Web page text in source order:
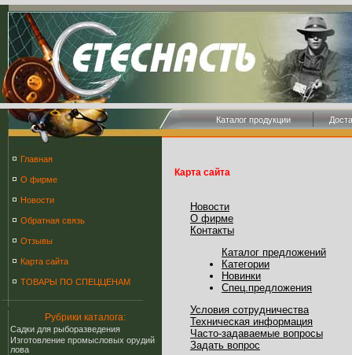
Каталог продукции
Главная
О фирме
Новости
Обратная связь
Отзывы
Карта сайта
ТОВАРЫ ПО СПЕЦЦЕНАМ
Рубрики каталога:
Cадки для рыборазведения
Изготовление промысловых орудий
лова
Карта сайта
Новости
О фирме
Контакты
Каталог предложений
Категории
Новинки
Спец.предложения
Условия сотрудничества
Техническая информация
Часто-задаваемые вопросы
Задать вопрос